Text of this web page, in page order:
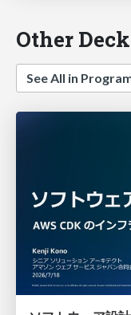
Other
See All in